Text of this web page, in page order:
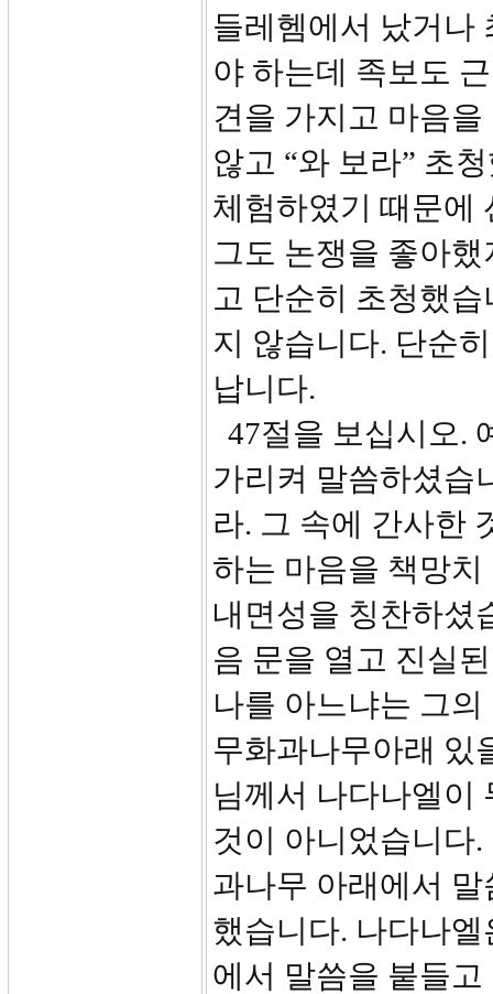
들레헴에서 났거나
야 하는데 족보도
견을 가지고 마음
않고 “와 보라” 초
체험하였기 때문에
그도 논쟁을 좋아
고 단순히 초청했
지 않습니다. 단순
납니다.
47절을 보십시오.
가리켜 말씀하셨습
라. 그 속에 간사한
하는 마음을 책망
내면성을 칭찬하셨
음 문을 열고 진실
나를 아느냐는 그
무화과나무아래 있
님께서 나다나엘이
것이 아니었습니다
과나무 아래에서
했습니다. 나다나
에서 말씀을 붙들